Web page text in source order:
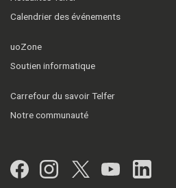
Calendrier des événements
uoZone
Soutien informatique
Carrefour du savoir Telfer
Notre communauté
Facebook
Instagram
Twitter